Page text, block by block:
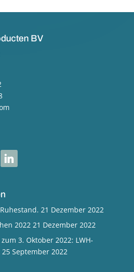
BV
linkedin
21 Dezember 2022
2022 21 Dezember 2022
3. Oktober 2022: LWH-
25 September 2022